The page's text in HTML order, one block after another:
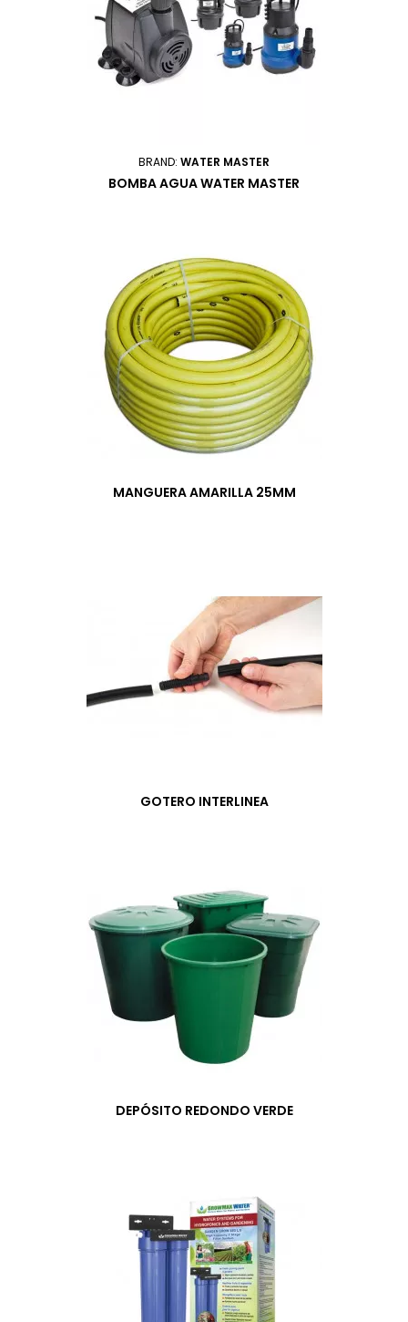
BRAND: WATER MASTER
BOMBA AGUA WATER MASTER
MANGUERA AMARILLA 25MM
GOTERO INTERLINEA
DEPÓSITO REDONDO VERDE